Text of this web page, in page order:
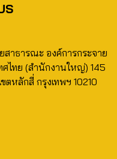
าธารณะ องค์การกระจาย
ไทย (สำนักงานใหญ่) 145
ตหลักสี่ กรุงเทพฯ 10210